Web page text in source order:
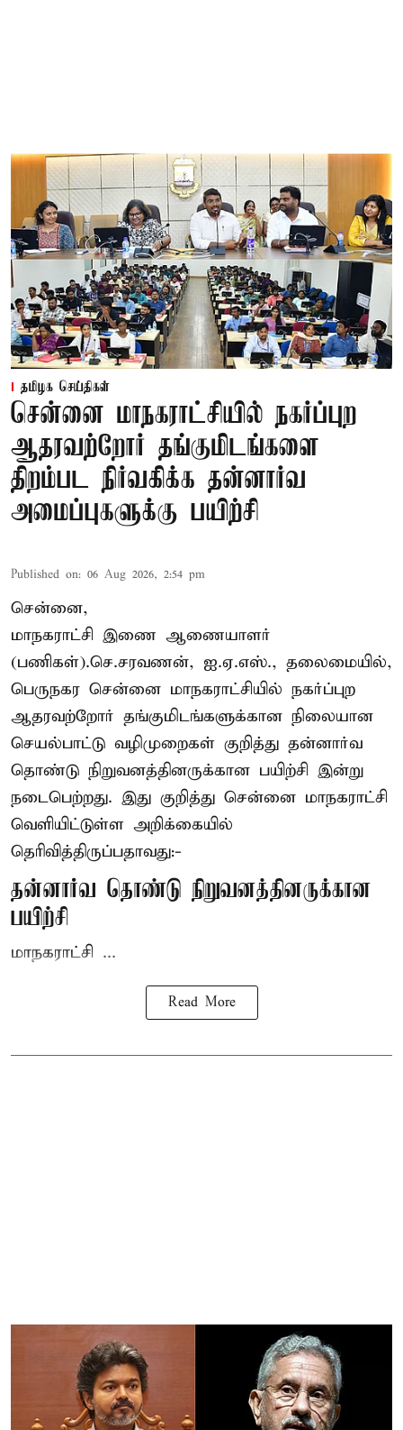
தமிழக செய்திகள்
சென்னை மாநகராட்சியில் நகர்ப்புற
ஆதரவற்றோர் தங்குமிடங்களை
திறம்பட நிர்வகிக்க தன்னார்வ
அமைப்புகளுக்கு பயிற்சி
Published on: 06 Aug 2026, 2:54 pm
சென்னை,
மாநகராட்சி இணை ஆணையாளர்
(பணிகள்).செ.சரவணன், ஐ.ஏ.எஸ்., தலைமையில்,
பெருநகர சென்னை மாநகராட்சியில் நகர்ப்புற
ஆதரவற்றோர் தங்குமிடங்களுக்கான நிலையான
செயல்பாட்டு வழிமுறைகள் குறித்து தன்னார்வ
தொண்டு நிறுவனத்தினருக்கான பயிற்சி இன்று
நடைபெற்றது. இது குறித்து சென்னை மாநகராட்சி
வெளியிட்டுள்ள அறிக்கையில்
தெரிவித்திருப்பதாவது:-
தன்னார்வ தொண்டு நிறுவனத்தினருக்கான
பயிற்சி
மாநகராட்சி ...
Read More